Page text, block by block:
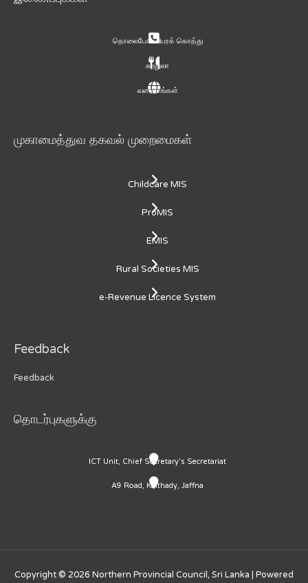
தொலைபேசி விபரக் கொத்து
சுற்றுலா
வரைபடங்கள்
முகாமைத்துவ தகவல் முறைமைகள்
Childcare MIS
ProMIS
EMIS
Rural Societies MIS
e-Revenue Licence System
Feedback
Feedback
தொடர்புகளுக்கு
ICT Unit, Chief Secretary's Secretariat
A9 Road, Kaithady, Jaffna
Copyright © 2026 Northern Provincial Council, Sri Lanka | Powered